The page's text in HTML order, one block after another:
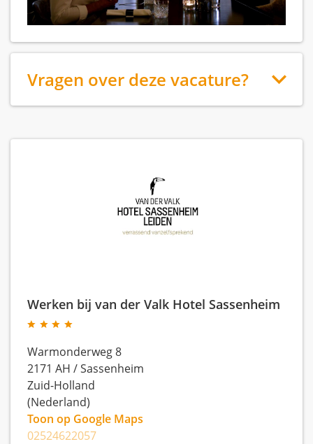
Vragen over deze vacature?
Werken bij van der Valk Hotel Sassenheim
Warmonderweg 8
2171 AH /Sassenheim
Zuid-Holland
(Nederland)
Toon op Google Maps
02524622057